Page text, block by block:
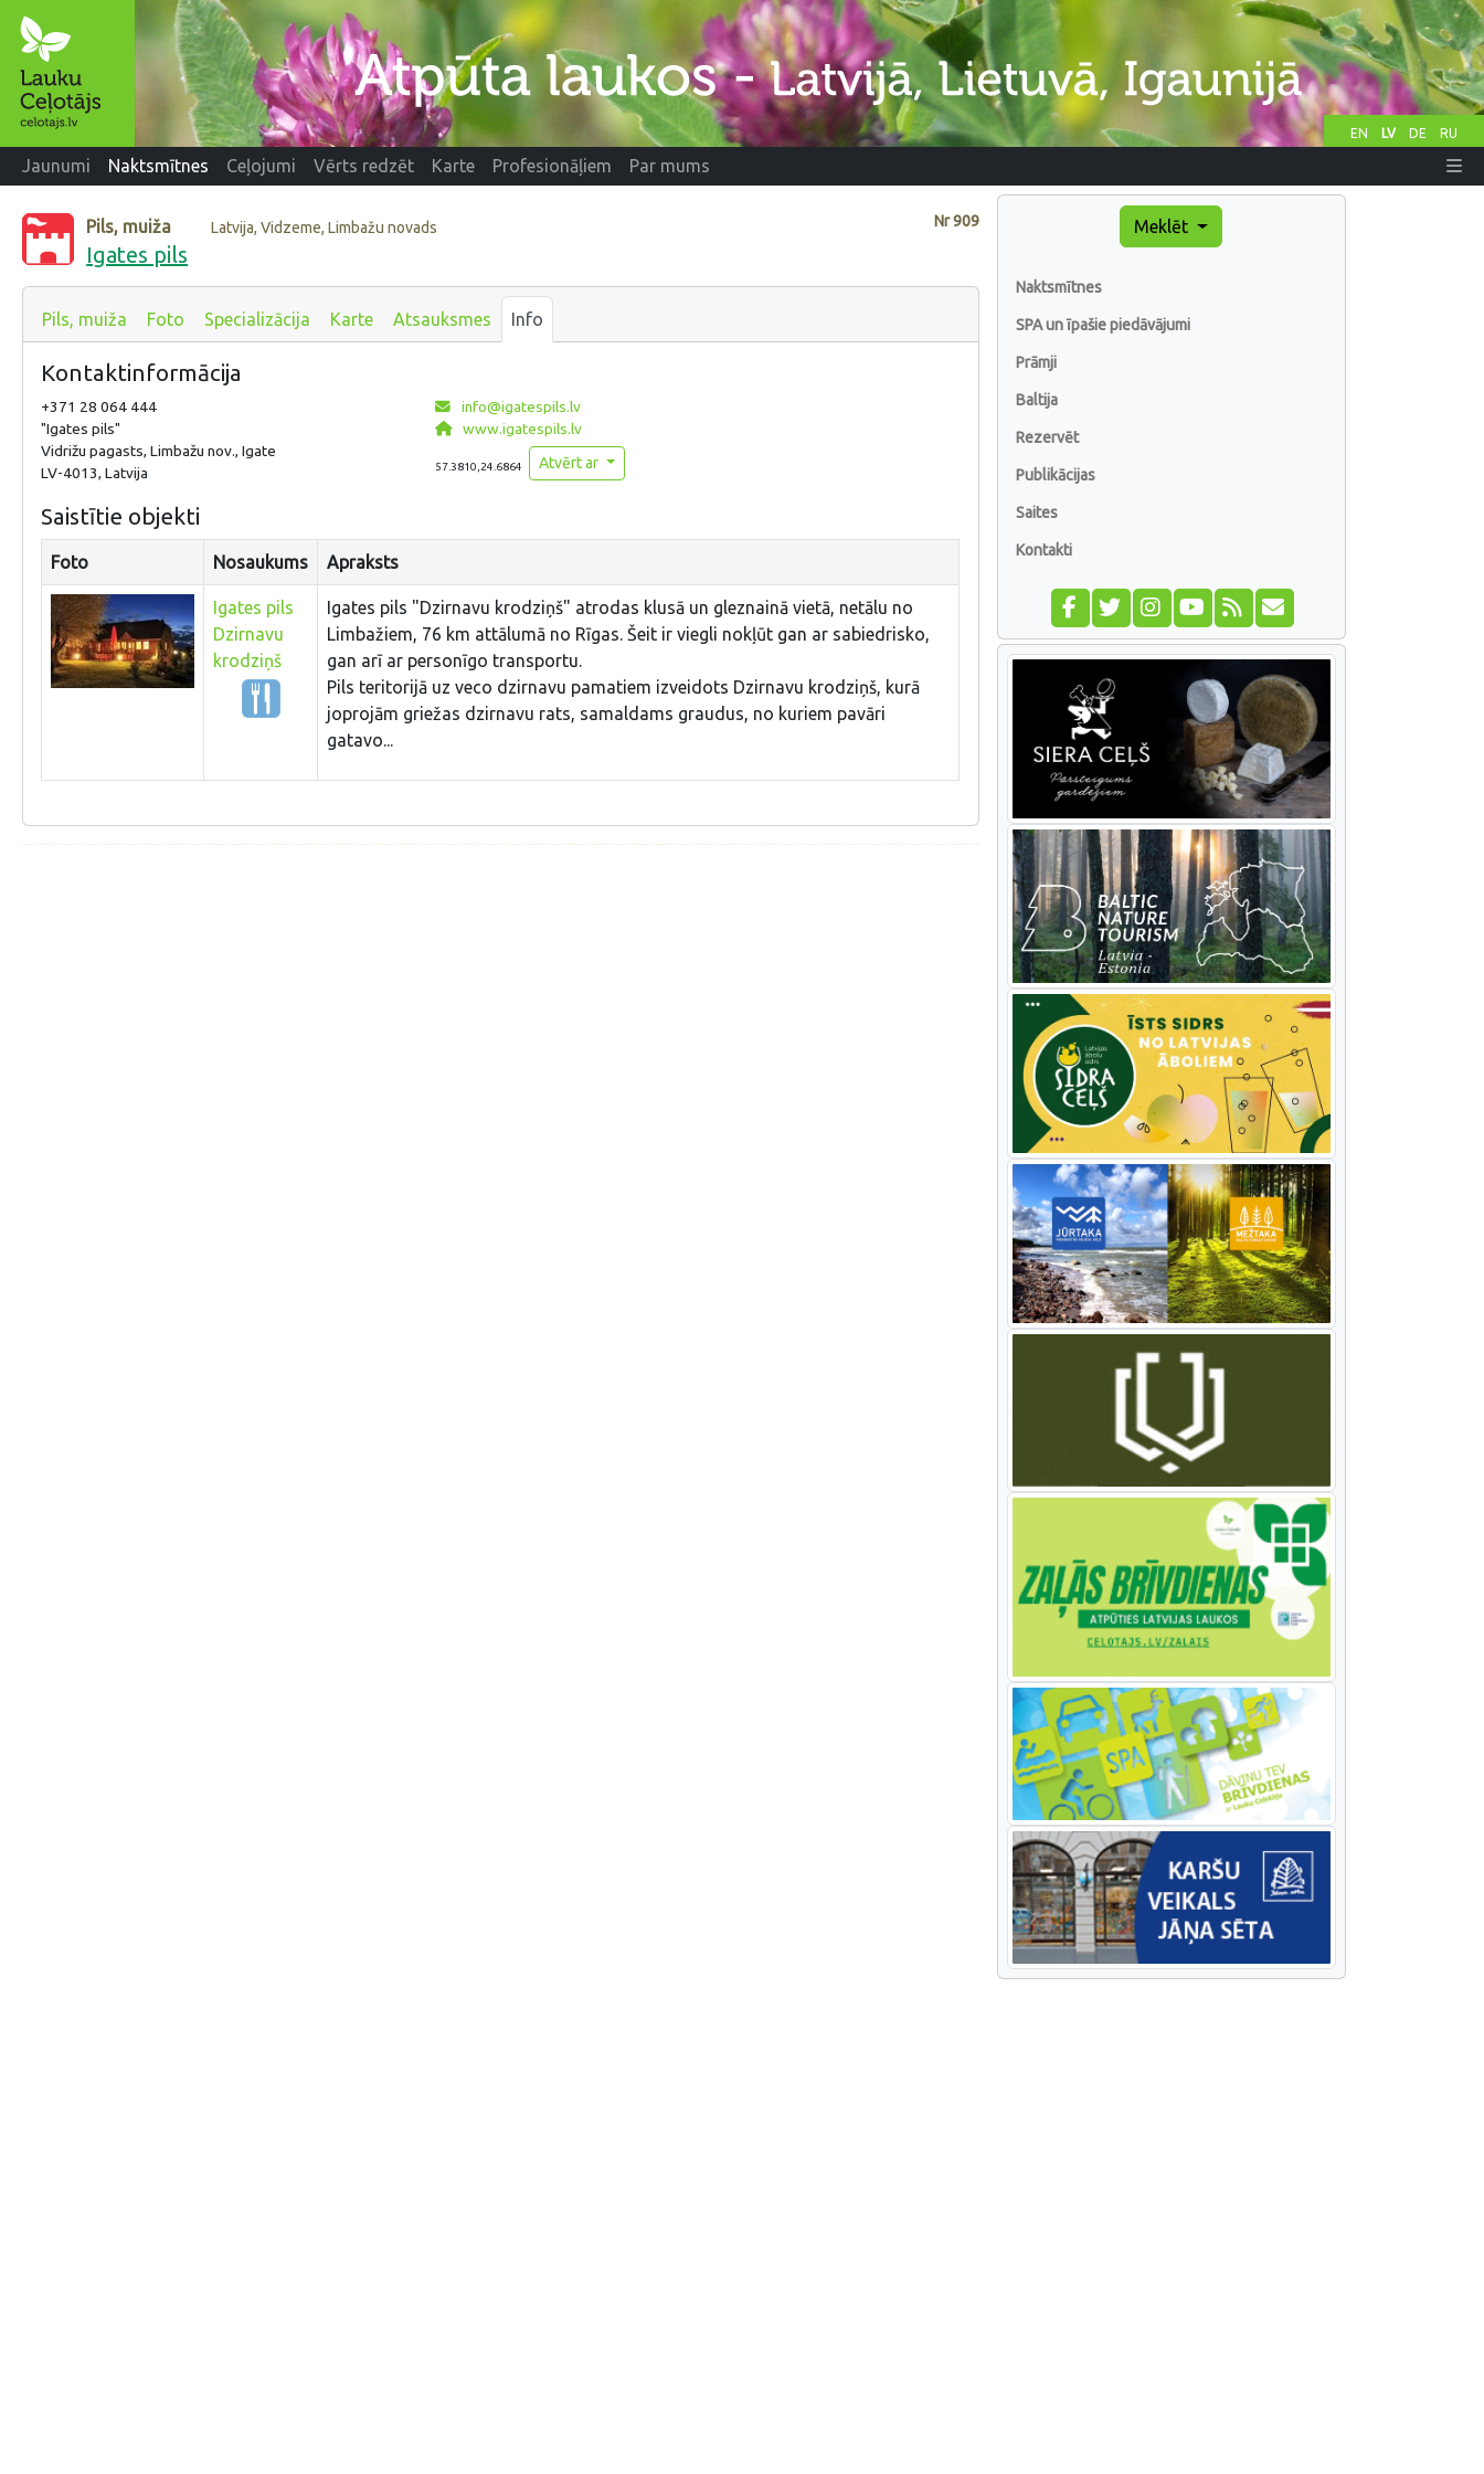
EN LV DE RU
Jaunumi Naktsmītnes Ceļojumi Vērts redzēt Karte Profesionāļiem Par mums
Nr909
Pils, muiža Latvija, Vidzeme, Limbažu novads
Igates pils
Pils, muiža Foto Specializācija Karte Atsauksmes Info
Kontaktinformācija
+371 28 064 444
"Igates pils"
Vidrižu pagasts, Limbažu nov., Igate
LV-4013, Latvija
info@igatespils.lv
www.igatespils.lv
57.3810,24.6864 Atvērt ar
Saistītie objekti
Foto Nosaukums Apraksts
Igates pils
Dzirnavu
krodziņš
Igates pils "Dzirnavu krodziņš" atrodas klusā un gleznainā vietā, netālu no
Limbažiem, 76 km attālumā no Rīgas. Šeit ir viegli nokļūt gan ar sabiedrisko,
gan arī ar personīgo transportu.
Pils teritorijā uz veco dzirnavu pamatiem izveidots Dzirnavu krodziņš, kurā
joprojām griežas dzirnavu rats, samaldams graudus, no kuriem pavāri
gatavo...
Meklēt
Naktsmītnes
SPA un īpašie piedāvājumi
Prāmji
Baltija
Rezervēt
Publikācijas
Saites
Kontakti